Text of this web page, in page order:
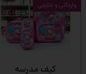
کیف مدرسه
وارداتی و خارجی